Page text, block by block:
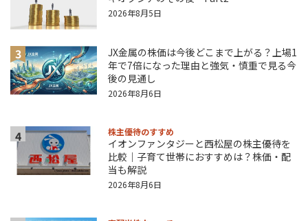
2026年8月5日
3
JX金属の株価は今後どこまで上がる？上場1
年で7倍になった理由と強気・慎重で見る今
後の見通し
2026年8月6日
4 株主優待のすすめ
イオンファンタジーと西松屋の株主優待を
比較｜子育て世帯におすすめは？株価・配
当も解説
2026年8月6日